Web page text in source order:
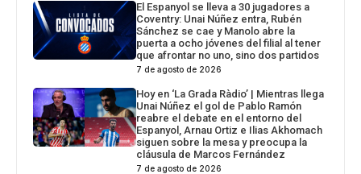
El Espanyol se lleva a 30 jugadores a
Coventry: Unai Núñez entra, Rubén
Sánchez se cae y Manolo abre la
puerta a ocho jóvenes del filial al tener
que afrontar no uno, sino dos partidos
7 de agosto de 2026
Hoy en ‘La Grada Ràdio’ | Mientras llega
Unai Núñez el gol de Pablo Ramón
reabre el debate en el entorno del
Espanyol, Arnau Ortiz e Ilias Akhomach
siguen sobre la mesa y preocupa la
cláusula de Marcos Fernández
7 de agosto de 2026